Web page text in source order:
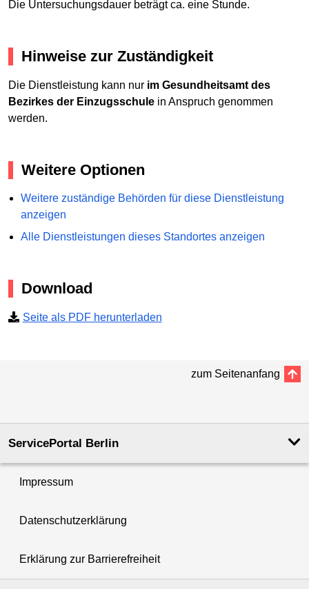
Die Untersuchungsdauer beträgt ca. eine Stunde.
Hinweise zur Zuständigkeit
Die Dienstleistung kann nur im Gesundheitsamt des
Bezirkes der Einzugsschule in Anspruch genommen
werden.
Weitere Optionen
Weitere zuständige Behörden für diese Dienstleistung
anzeigen
Alle Dienstleistungen dieses Standortes anzeigen
Download
Seite als PDF herunterladen
zum Seitenanfang
ServicePortal Berlin
Impressum
Datenschutzerklärung
Erklärung zur Barrierefreiheit